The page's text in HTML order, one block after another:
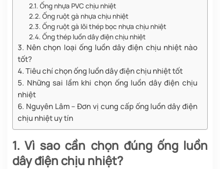
2.1. Ống nhựa PVC chịu nhiệt
2.2. Ống ruột gà nhựa chịu nhiệt
2.3. Ống ruột gà lõi thép bọc nhựa chịu nhiệt
2.4. Ống thép luồn dây điện chịu nhiệt
3. Nên chọn loại ống luồn dây điện chịu nhiệt nào
tốt?
4. Tiêu chí chọn ống luồn dây điện chịu nhiệt tốt
5. Những sai lầm khi chọn ống luồn dây điện chịu
nhiệt
6. Nguyên Lâm – Đơn vị cung cấp ống luồn dây điện
chịu nhiệt uy tín
1. Vì sao cần chọn đúng ống luồn
dây điện chịu nhiệt?